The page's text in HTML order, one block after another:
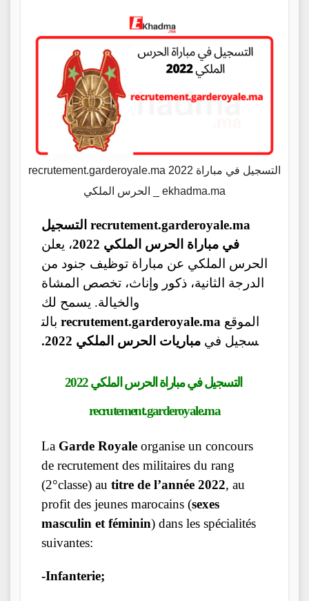
recrutement.garderoyale.ma 2022 التسجيل في مباراة
الحرس الملكي _ ekhadma.ma
recrutement.garderoyale.ma التسجيل
في مباراة الحرس الملكي 2022
، يعلن
الحرس الملكي عن مباراة توظيف جنود من
الدرجة الثانية، ذكور وإناث، تخصص المشاة
والخيالة. يسمح لك
الموقع recrutement.garderoyale.ma بالت
سجيل في مباريات الحرس الملكي 2022.
التسجيل في مباراة الحرس الملكي 2022
recrutement.garderoyale.ma
La Garde Royale organise un concours
de recrutement des militaires du rang
(2°classe) au titre de l’année 2022, au
profit des jeunes marocains (sexes
masculin et féminin) dans les spécialités
suivantes:
-Infanterie;